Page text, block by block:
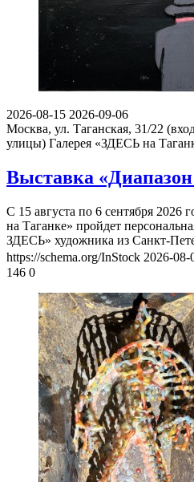
2026-08-15 2026-09-06
Москва, ул. Таганская, 31/22
улицы) Галерея «ЗДЕСЬ на
Выставка
С 15 августа по 6 сентября 2026
на Таганке» пройдет
ЗДЕСЬ» художника из Санкт-
https://schema.org/InStock 2026-08-
146 0